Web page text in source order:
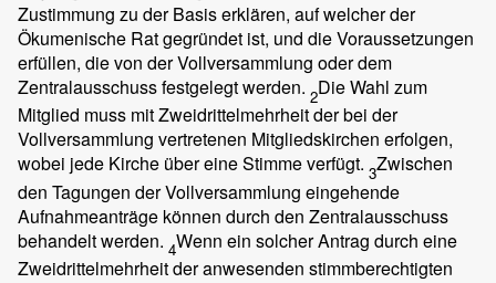
Zustimmung zu der Basis erklären, auf welcher der
Ökumenische Rat gegründet ist, und die Voraussetzungen
erfüllen, die von der Vollversammlung oder dem
Zentralausschuss festgelegt werden. 2Die Wahl zum
Mitglied muss mit Zweidrittelmehrheit der bei der
Vollversammlung vertretenen Mitgliedskirchen erfolgen,
wobei jede Kirche über eine Stimme verfügt. 3Zwischen
den Tagungen der Vollversammlung eingehende
Aufnahmeanträge können durch den Zentralausschuss
behandelt werden. 4Wenn ein solcher Antrag durch eine
Zweidrittelmehrheit der anwesenden stimmberechtigten